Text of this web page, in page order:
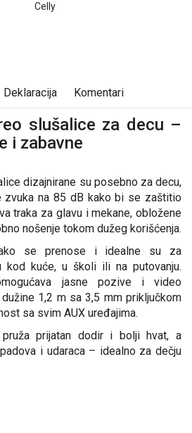
Celly
Deklaracija Komentari
slušalice za decu –
i zabavne
dizajnirane su posebno za decu,
zvuka na 85 dB kako bi se zaštitio
traka za glavu i mekane, obložene
nošenje tokom dužeg korišćenja.
se prenose i idealne su za
kod kuće, u školi ili na putovanju.
jasne pozive i video
1,2 m sa 3,5 mm priključkom
sa svim AUX uređajima.
prijatan dodir i bolji hvat, a
i udaraca – idealno za dečju